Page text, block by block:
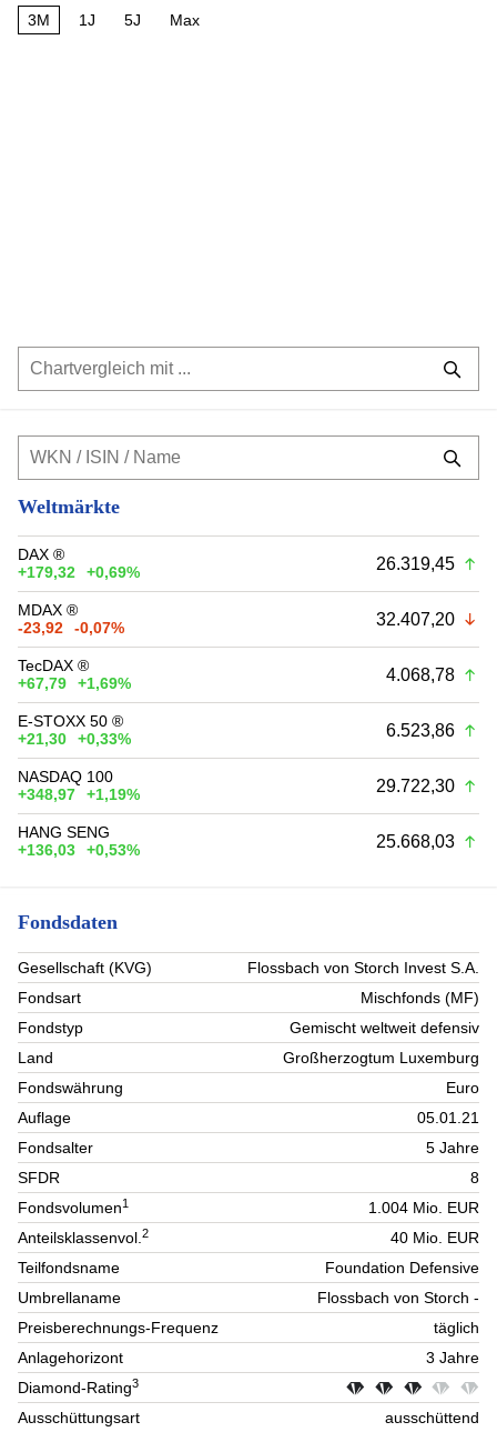
3M 1J 5J Max
Weltmärkte
DAX ®
+179,32
+0,69% 26.319,45
MDAX ®
-23,92
-0,07% 32.407,20
TecDAX ®
+67,79
+1,69% 4.068,78
E-STOXX 50 ®
+21,30
+0,33% 6.523,86
NASDAQ 100
+348,97
+1,19% 29.722,30
HANG SENG
+136,03
+0,53% 25.668,03
Fondsdaten
Gesellschaft (KVG)
Flossbach von Storch Invest S.A.
Fondsart
Mischfonds (MF)
Fondstyp
Gemischt weltweit defensiv
Land
Großherzogtum Luxemburg
Fondswährung
Euro
Auflage
05.01.21
Fondsalter
5 Jahre
SFDR
8
Fondsvolumen1
1.004 Mio. EUR
Anteilsklassenvol.2
40 Mio. EUR
Teilfondsname
Foundation Defensive
Umbrellaname
Flossbach von Storch -
Preisberechnungs-Frequenz
täglich
Anlagehorizont
3 Jahre
Diamond-Rating3
Ausschüttungsart ausschüttend